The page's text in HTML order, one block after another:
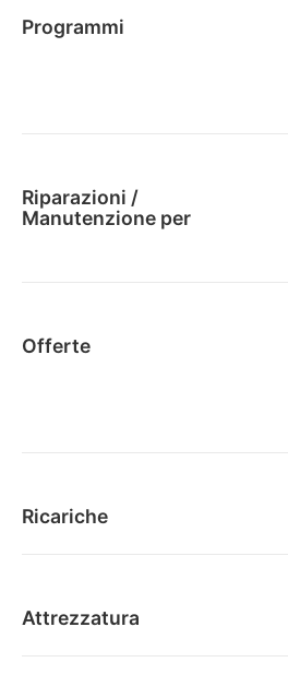
Programmi
Riparazioni /
Manutenzione per
Offerte
Ricariche
Attrezzatura